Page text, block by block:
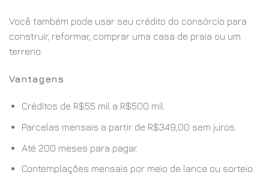
Você também pode usar seu crédito do consórcio para
construir, reformar, comprar uma casa de praia ou um
terreno.
Vantagens
Créditos de R$55 mil a R$500 mil.
Parcelas mensais a partir de R$349,00 sem juros.
Até 200 meses para pagar.
Contemplações mensais por meio de lance ou sorteio.